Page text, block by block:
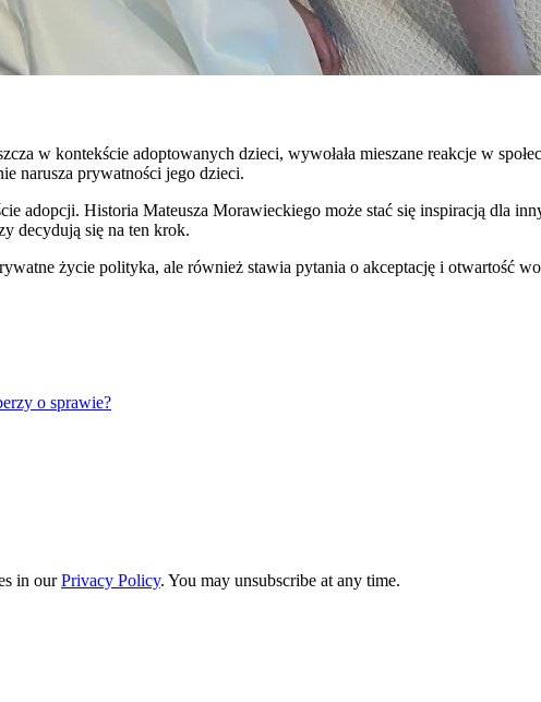
w kontekście adoptowanych dzieci, wywołała mieszane reakcje w
narusza prywatności jego dzieci.
adopcji. Historia Mateusza Morawieckiego może stać się inspiracją dla
decydują się na ten krok.
życie polityka, ale również stawia pytania o akceptację i otwartość
o sprawie?
in ourPrivacy Policy. You may unsubscribe at any time.